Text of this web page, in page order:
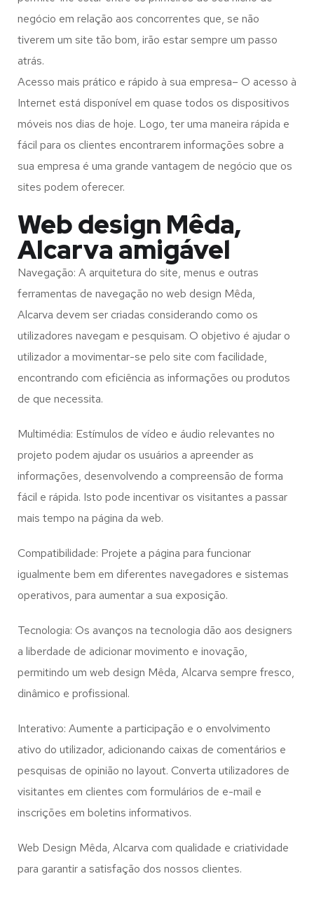
negócio em relação aos concorrentes que, se não
tiverem um site tão bom, irão estar sempre um passo
atrás.
Acesso mais prático e rápido à sua empresa– O acesso à
Internet está disponível em quase todos os dispositivos
móveis nos dias de hoje. Logo, ter uma maneira rápida e
fácil para os clientes encontrarem informações sobre a
sua empresa é uma grande vantagem de negócio que os
sites podem oferecer.
Web design Mêda,
Alcarva amigável
Navegação: A arquitetura do site, menus e outras
ferramentas de navegação no web design Mêda,
Alcarva devem ser criadas considerando como os
utilizadores navegam e pesquisam. O objetivo é ajudar o
utilizador a movimentar-se pelo site com facilidade,
encontrando com eficiência as informações ou produtos
de que necessita.
Multimédia: Estímulos de vídeo e áudio relevantes no
projeto podem ajudar os usuários a apreender as
informações, desenvolvendo a compreensão de forma
fácil e rápida. Isto pode incentivar os visitantes a passar
mais tempo na página da web.
Compatibilidade: Projete a página para funcionar
igualmente bem em diferentes navegadores e sistemas
operativos, para aumentar a sua exposição.
Tecnologia: Os avanços na tecnologia dão aos designers
a liberdade de adicionar movimento e inovação,
permitindo um web design Mêda, Alcarva sempre fresco,
dinâmico e profissional.
Interativo: Aumente a participação e o envolvimento
ativo do utilizador, adicionando caixas de comentários e
pesquisas de opinião no layout. Converta utilizadores de
visitantes em clientes com formulários de e-mail e
inscrições em boletins informativos.
Web Design Mêda, Alcarva com qualidade e criatividade
para garantir a satisfação dos nossos clientes.